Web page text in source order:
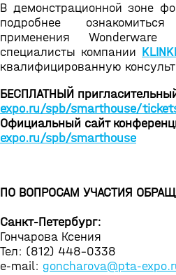
В демонстрационной зоне
подробнее
применения
специалисты компании
квалифицированную
БЕСПЛАТНЫЙ
expo.ru/spb/smarthouse/
Официальный сайт
expo.ru/spb/smarthouse
ПО ВОПРОСАМ УЧАСТИЯ
Санкт-Петербург:
Гончарова Ксения
Тел: (812) 448-0338
e-mail: goncharova@pta-